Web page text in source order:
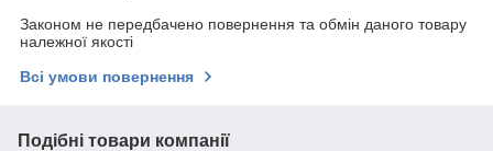
Законом не передбачено повернення та обмін даного товару
належної якості
Всі умови повернення
Подібні товари компанії